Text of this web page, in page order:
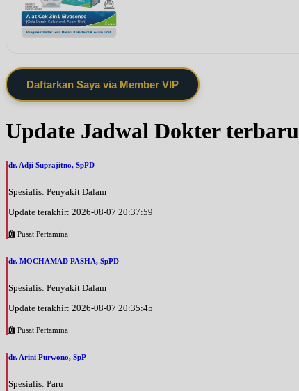
Daftarkan Saya via Member VIP
Update Jadwal Dokter terbaru
dr. Adji Suprajitno, SpPD
Spesialis: Penyakit Dalam
Update terakhir: 2026-08-07 20:37:59
Pusat Pertamina
dr. MOCHAMAD PASHA, SpPD
Spesialis: Penyakit Dalam
Update terakhir: 2026-08-07 20:35:45
Pusat Pertamina
dr. Arini Purwono, SpP
Spesialis: Paru